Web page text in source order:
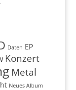
Daten EP
Konzert
Metal
Neues Album